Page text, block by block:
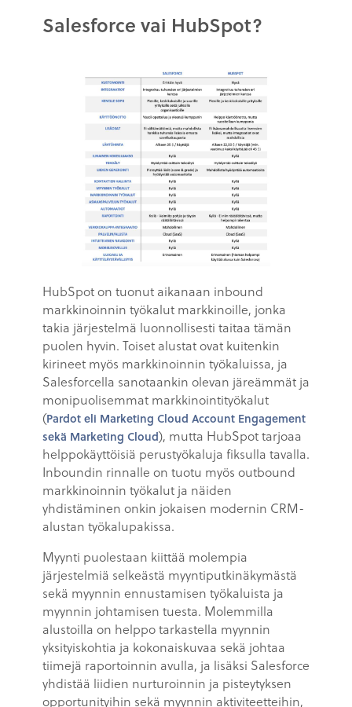
Salesforce vai HubSpot?
HubSpot on tuonut aikanaan inbound
markkinoinnin työkalut markkinoille, jonka
takia järjestelmä luonnollisesti taitaa tämän
puolen hyvin. Toiset alustat ovat kuitenkin
kirineet myös markkinoinnin työkaluissa, ja
Salesforcella sanotaankin olevan järeämmät ja
monipuolisemmat markkinointityökalut
(Pardot eli Marketing Cloud Account Engagement
sekä Marketing Cloud), mutta HubSpot tarjoaa
helppokäyttöisiä perustyökaluja fiksulla tavalla.
Inboundin rinnalle on tuotu myös outbound
markkinoinnin työkalut ja näiden
yhdistäminen onkin jokaisen modernin CRM-
alustan työkalupakissa.
Myynti puolestaan kiittää molempia
järjestelmiä selkeästä myyntiputkinäkymästä
sekä myynnin ennustamisen työkaluista ja
myynnin johtamisen tuesta. Molemmilla
alustoilla on helppo tarkastella myynnin
yksityiskohtia ja kokonaiskuvaa sekä johtaa
tiimejä raportoinnin avulla, ja lisäksi Salesforce
yhdistää liidien nurturoinnin ja pisteytyksen
opportunityihin sekä myynnin aktiviteetteihin,